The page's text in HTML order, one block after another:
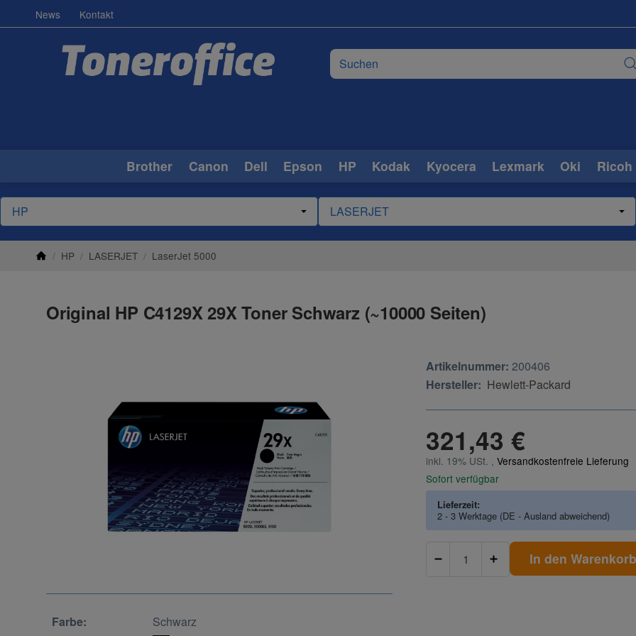
News Kontakt
Brother Canon Dell Epson HP Kodak Kyocera Lexmark Oki Ricoh
/ HP / LASERJET / LaserJet 5000
Original HP C4129X 29X Toner Schwarz (~10000 Seiten)
Farbe: Schwarz
Artikelnummer: 200406
Hersteller: Hewlett-Packard
321,43 €
inkl. 19% USt. ,Versandkostenfreie Lieferung
Sofort verfügbar
Lieferzeit:
2 - 3 Werktage (DE - Ausland abweichend)
In den